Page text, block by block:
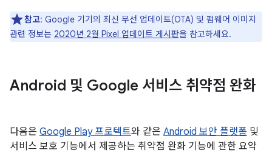
참고: Google 기기의 최신 무선 업데이트(OTA) 및 펌웨어 이미지
관련 정보는 2020년 2월 Pixel 업데이트 게시판을 참고하세요.
Android 및 Google 서비스 취약점 완화
다음은 Google Play 프로텍트와 같은 Android 보안 플랫폼 및
서비스 보호 기능에서 제공하는 취약점 완화 기능에 관한 요약